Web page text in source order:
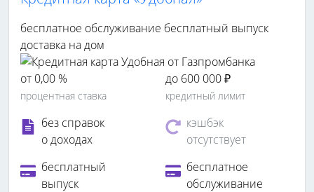
бесплатное обслуживание бесплатный выпуск
доставка на дом
от 0,00 %
процентная ставка
до 600 000 ₽
кредитный лимит
без справок
о доходах
кэшбэк
отсутствует
бесплатный
выпуск
бесплатное
обслуживание